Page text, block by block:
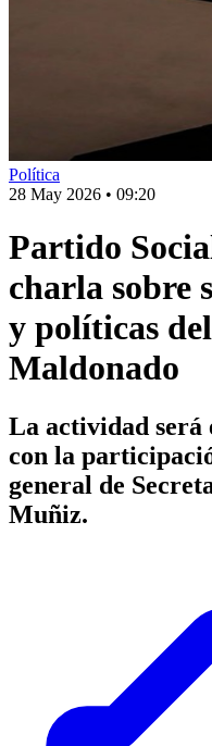
Política
28 May 2026 • 09:20
Partido
charla sobre
y políticas
Maldonado
La actividad será
con la
general de
Muñiz.